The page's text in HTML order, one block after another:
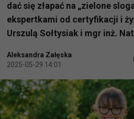
dać się złapać na „zielone
ekspertkami od certyfikacji i
Urszulą Sołtysiak i mgr inż.
Aleksandra Załęska
2025-05-29 14:01